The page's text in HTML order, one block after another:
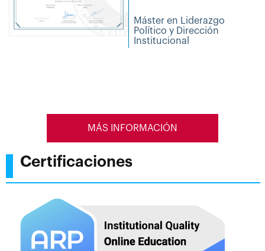
Máster en Liderazgo
Político y Dirección
Institucional
MÁS INFORMACIÓN
Certificaciones